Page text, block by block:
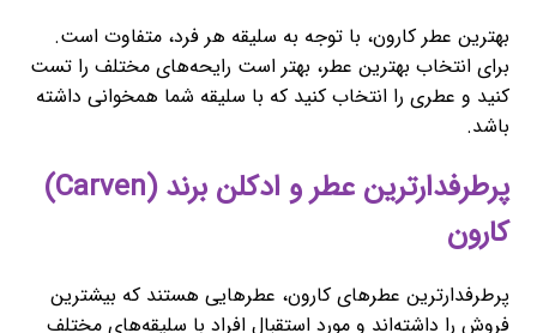
بهترین عطر کارون، با توجه به سلیقه هر فرد، متفاوت است.
برای انتخاب بهترین عطر، بهتر است رایحه‌های مختلف را تست
کنید و عطری را انتخاب کنید که با سلیقه شما همخوانی داشته
باشد.
پرطرفدارترین عطر و ادکلن برند (Carven)
کارون
پرطرفدارترین عطرهای کارون، عطرهایی هستند که بیشترین
فروش را داشته‌اند و مورد استقبال افراد با سلیقه‌های مختلف